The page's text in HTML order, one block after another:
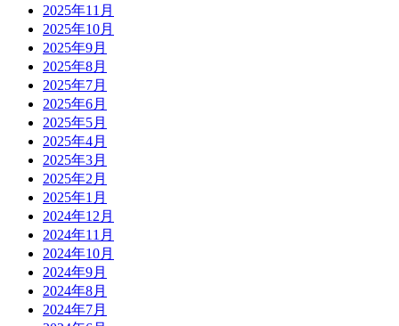
2025年11月
2025年10月
2025年9月
2025年8月
2025年7月
2025年6月
2025年5月
2025年4月
2025年3月
2025年2月
2025年1月
2024年12月
2024年11月
2024年10月
2024年9月
2024年8月
2024年7月